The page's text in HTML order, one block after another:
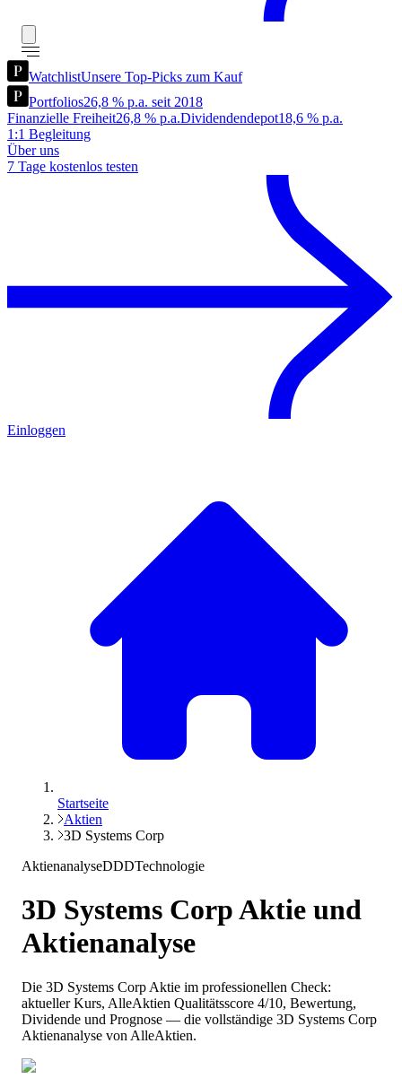
WatchlistUnsere Top-Picks zum Kauf
Portfolios26,8 % p.a. seit 2018
Finanzielle Freiheit26,8 % p.a.Dividendendepot18,6 % p.a.
1:1 Begleitung
Über uns
7 Tage kostenlos testen
Einloggen
Startseite
Aktien
3D Systems Corp
AktienanalyseDDDTechnologie
3D Systems CorpAktie und
Aktienanalyse
Die 3D Systems Corp Aktie im professionellen Check:
aktueller Kurs, AlleAktien Qualitätsscore 4/10, Bewertung,
Dividende und Prognose — die vollständige 3D Systems Corp
Aktienanalyse von AlleAktien.